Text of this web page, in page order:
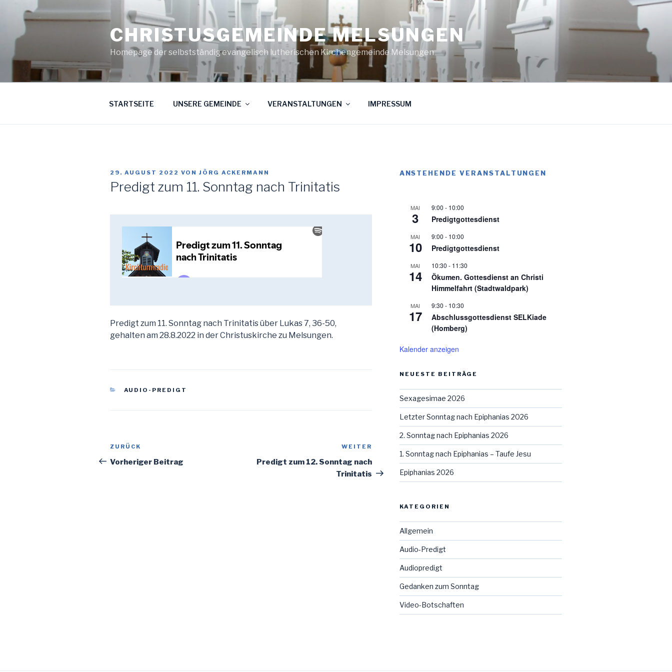
CHRISTUSGEMEINDE MELSUNGEN
Homepage der selbstständig evangelisch lutherischen Kirchengemeinde Melsungen
STARTSEITE UNSERE GEMEINDE VERANSTALTUNGEN IMPRESSUM
VERÖFFENTLICHT
29. AUGUST 2022 VON JÖRG ACKERMANN
Predigt zum 11. Sonntag nach Trinitatis
Predigt zum 11. Sonntag nach Trinitatis über Lukas 7, 36-50,
gehalten am 28.8.2022 in der Christuskirche zu Melsungen.
KATEGORIEN
AUDIO-PREDIGT
Beitragsnavigation
Vorheriger
Beitrag
ZURÜCK
Vorheriger Beitrag
Nächster
Beitrag
WEITER
Predigt zum 12. Sonntag nach
Trinitatis
ANSTEHENDE VERANSTALTUNGEN
MAI
3
9:00 - 10:00
Predigtgottesdienst
MAI
10
9:00 - 10:00
Predigtgottesdienst
MAI
14
10:30 - 11:30
Ökumen. Gottesdienst an Christi
Himmelfahrt (Stadtwaldpark)
MAI
17
9:30 - 10:30
Abschlussgottesdienst SELKiade
(Homberg)
Kalender anzeigen
NEUESTE BEITRÄGE
Sexagesimae 2026
Letzter Sonntag nach Epiphanias 2026
2. Sonntag nach Epiphanias 2026
1. Sonntag nach Epiphanias – Taufe Jesu
Epiphanias 2026
KATEGORIEN
Allgemein
Audio-Predigt
Audiopredigt
Gedanken zum Sonntag
Video-Botschaften